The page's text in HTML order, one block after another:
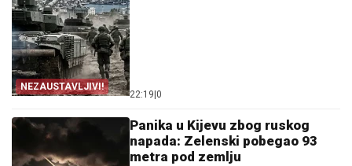
NEZAUSTAVLJIVI!
22:19 0
Panika u Kijevu zbog ruskog
napada: Zelenski pobegao 93
metra pod zemlju